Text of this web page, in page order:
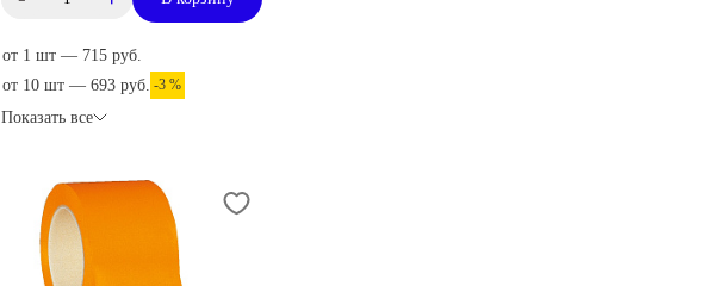
от 1 шт — 715 руб.
от 10 шт — 693 руб. -3 %
Показать все